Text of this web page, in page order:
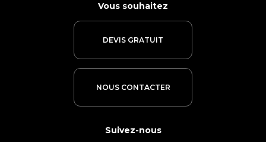
Vous souhaitez
DEVIS GRATUIT
NOUS CONTACTER
Suivez-nous